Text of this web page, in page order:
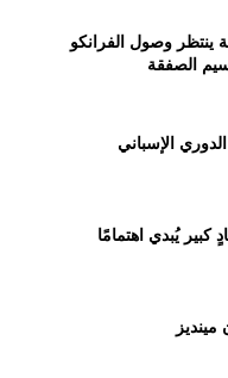
وصول الفرانكو
الصفقة
الإسباني
كبير يُبدي اهتمامًا